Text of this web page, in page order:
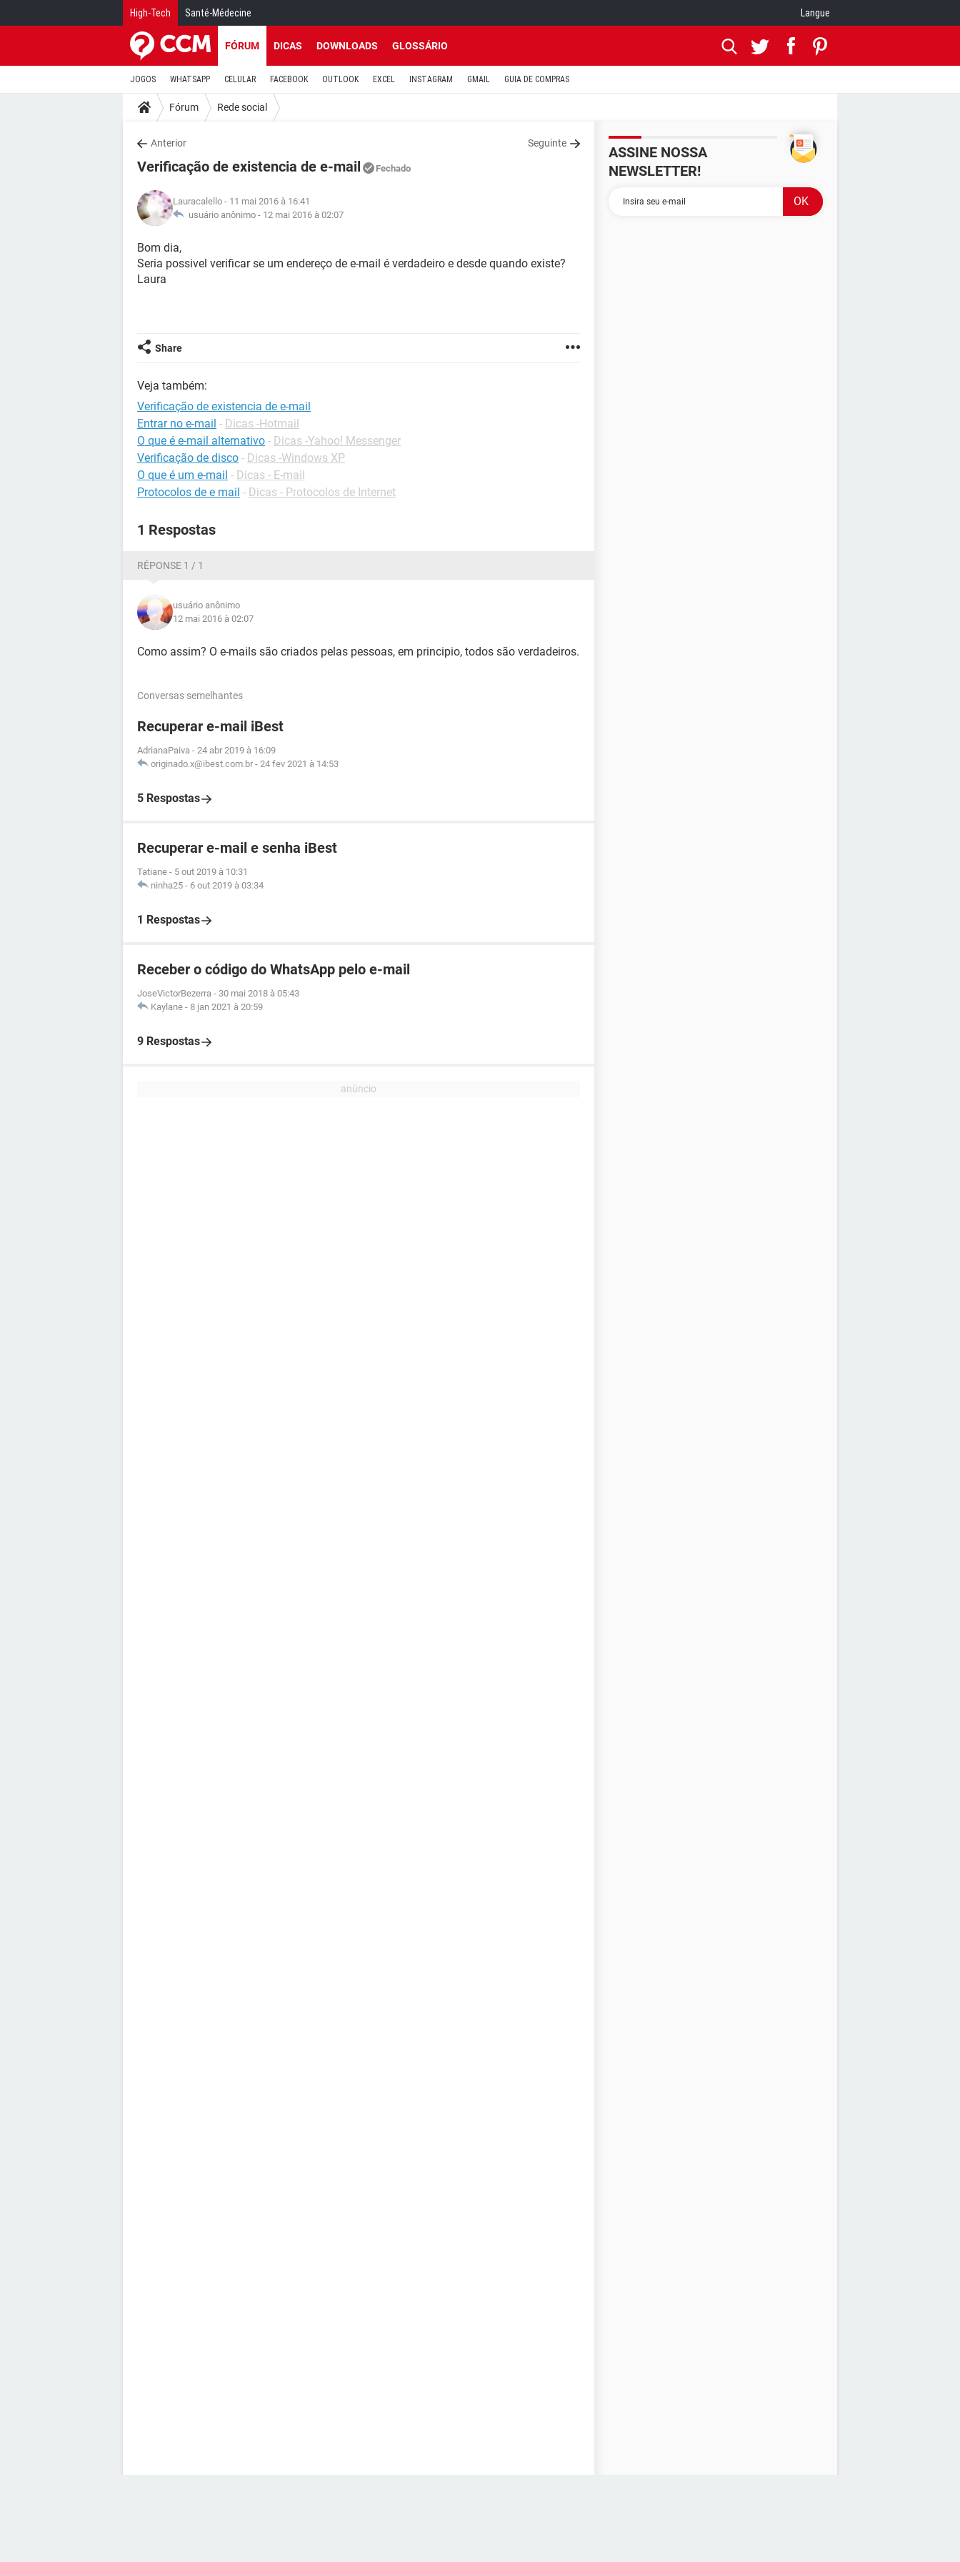
High-Tech Santé-Médecine Langue
FÓRUM DICAS DOWNLOADS GLOSSÁRIO
JOGOS WHATSAPP CELULAR FACEBOOK OUTLOOK EXCEL INSTAGRAM GMAIL GUIA DE COMPRAS
Fórum Rede social
Anterior Seguinte
Verificação de existencia de e-mail Fechado
Lauracalello - 11 mai 2016 à 16:41
usuário anônimo - 12 mai 2016 à 02:07
Bom dia,
Seria possivel verificar se um endereço de e-mail é verdadeiro e desde quando existe?
Laura
Share
Veja também:
Verificação de existencia de e-mail
Entrar no e-mail - Dicas -Hotmail
O que é e-mail alternativo - Dicas -Yahoo! Messenger
Verificação de disco - Dicas -Windows XP
O que é um e-mail - Dicas - E-mail
Protocolos de e mail - Dicas - Protocolos de Internet
1 Respostas
RÉPONSE 1 / 1
usuário anônimo
12 mai 2016 à 02:07
Como assim? O e-mails são criados pelas pessoas, em principio, todos são verdadeiros.
Conversas semelhantes
Recuperar e-mail iBest
AdrianaPaiva - 24 abr 2019 à 16:09
originado.x@ibest.com.br - 24 fev 2021 à 14:53
5 Respostas
Recuperar e-mail e senha iBest
Tatiane - 5 out 2019 à 10:31
ninha25 - 6 out 2019 à 03:34
1 Respostas
Receber o código do WhatsApp pelo e-mail
JoseVictorBezerra - 30 mai 2018 à 05:43
Kaylane - 8 jan 2021 à 20:59
9 Respostas
ASSINE NOSSA
NEWSLETTER!